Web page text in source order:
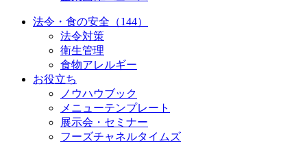
法令・食の安全（144）
法令対策
衛生管理
食物アレルギー
お役立ち
ノウハウブック
メニューテンプレート
展示会・セミナー
フーズチャネルタイムズ